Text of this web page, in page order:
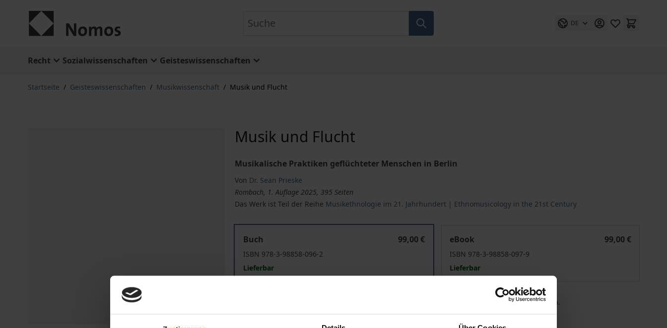
DE
Recht Sozialwissenschaften Geisteswissenschaften
Startseite / Geisteswissenschaften / Musikwissenschaft / Musik und Flucht
Musik und Flucht
Musikalische Praktiken geflüchteter Menschen in Berlin
Von Dr. Sean Prieske
Rombach, 1. Auflage 2025, 395 Seiten
Das Werk ist Teil der Reihe Musikethnologie im 21. Jahrhundert | Ethnomusicology in the 21st Century
Buch
99,00 €
ISBN 978-3-98858-096-2
Lieferbar
eBook
99,00 €
ISBN 978-3-98858-097-9
Lieferbar
Preisangaben inkl. MwSt. Abhängig von der Lieferadresse kann die MwSt. an der Kasse variieren.